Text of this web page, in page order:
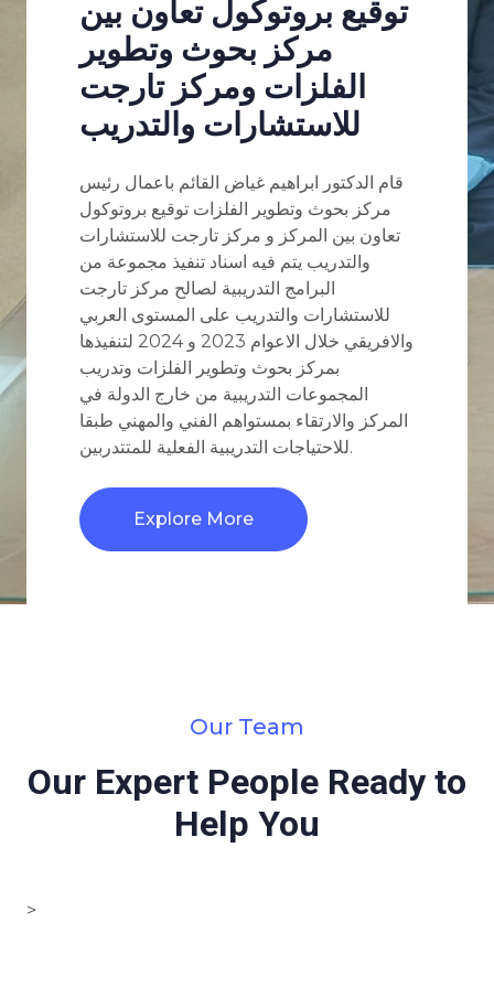
توقيع بروتوكول تعاون بين
مركز بحوث وتطوير
الفلزات ومركز تارجت
للاستشارات والتدريب
قام الدكتور ابراهيم غياض القائم باعمال رئيس
مركز بحوث وتطوير الفلزات توقيع بروتوكول
تعاون بين المركز و مركز تارجت للاستشارات
والتدريب يتم فيه اسناد تنفيذ مجموعة من
البرامج التدريبية لصالح مركز تارجت
للاستشارات والتدريب على المستوى العربي
والافريقي خلال الاعوام 2023 و 2024 لتنفيذها
بمركز بحوث وتطوير الفلزات وتدريب
المجموعات التدريبية من خارج الدولة في
المركز والارتقاء بمستواهم الفني والمهني طبقا
للاحتياجات التدريبية الفعلية للمتتدربين.
Explore More
Our Team
Our Expert People Ready to
Help You
>